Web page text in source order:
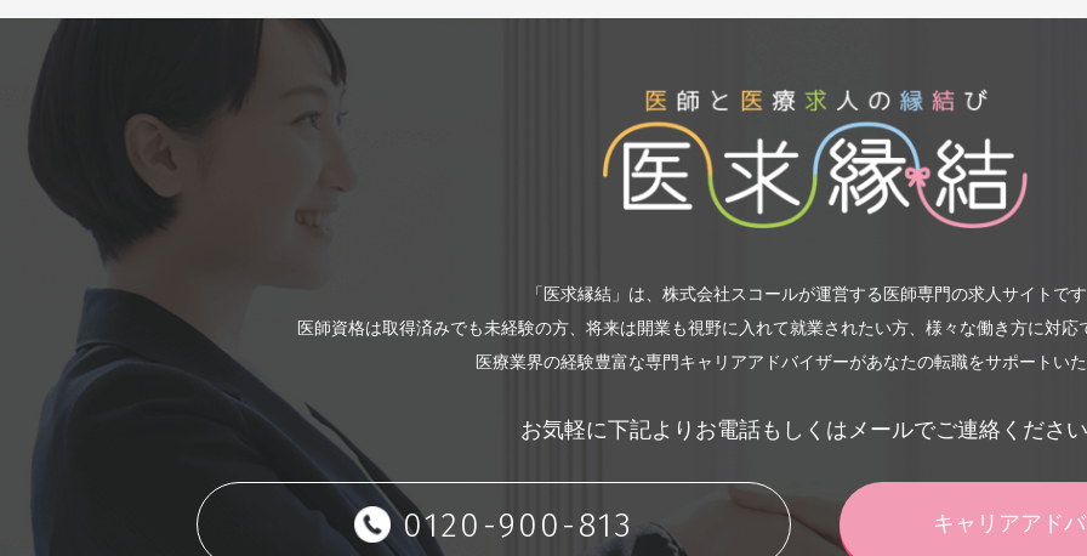
「医求縁結」は、株式会社スコールが運営する医師専門の求人サイトです
医師資格は取得済みでも未経験の方、将来は開業も視野に入れて就業されたい方、様々な働き方に対
医療業界の経験豊富な専門キャリアアドバイザーがあなたの転職をサポートいた
お気軽に下記よりお電話もしくはメールでご連絡ください
0120-900-813 キャリアアド